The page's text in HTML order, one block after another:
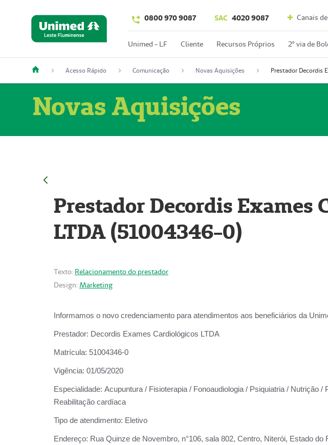
0800 970 9087 SAC 4020 9087 Canais
Unimed - LF Cliente Recursos Próprios 2º via de
Acesso Rápido Comunicação Novas Aquisições
Novas Aquisições
Prestador Decordis Exames
LTDA (51004346-0)
Texto: Relacionamento do prestador
Design: Marketing
Informamos o novo credenciamento para atendimentos aos beneficiários da
Prestador: Decordis Exames Cardiológicos LTDA
Matrícula: 51004346-0
Vigência: 01/05/2020
Especialidade: Acupuntura / Fisioterapia / Fonoaudiologia / Psiquiatria / Nutrição
Reabilitação cardíaca
Tipo de atendimento: Eletivo
Endereço: Rua Quinze de Novembro, n°106, sala 802, Centro, Niterói, Estado do